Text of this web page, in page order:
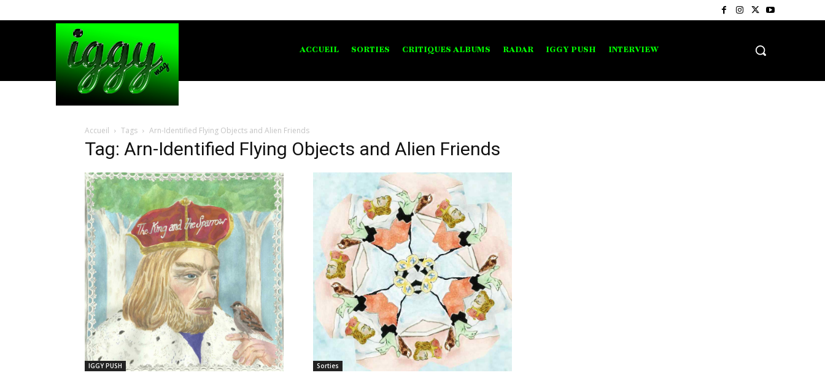
ACCUEIL SORTIES CRITIQUES ALBUMS RADAR IGGY PUSH INTERVIEW
Accueil Tags Arn-Identified Flying Objects and Alien Friends
Tag: Arn-Identified Flying Objects and Alien Friends
IGGY PUSH Sorties